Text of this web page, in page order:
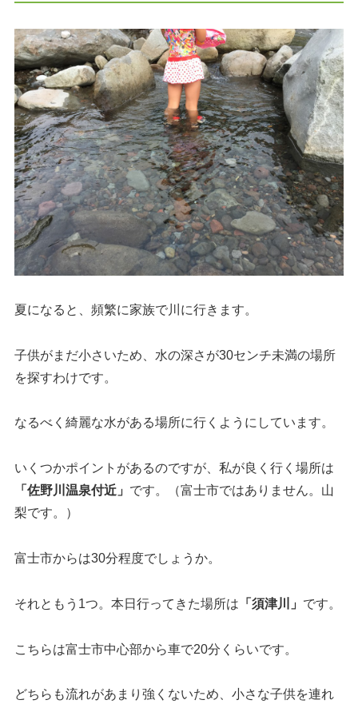
夏になると、頻繁に家族で川に行きます。
子供がまだ小さいため、水の深さが30センチ未満の場所
を探すわけです。
なるべく綺麗な水がある場所に行くようにしています。
いくつかポイントがあるのですが、私が良く行く場所は
「佐野川温泉付近」 です。（富士市ではありません。山
梨です。）
富士市からは30分程度でしょうか。
それともう1つ。本日行ってきた場所は 「須津川」 です。
こちらは富士市中心部から車で20分くらいです。
どちらも流れがあまり強くないため、小さな子供を連れ